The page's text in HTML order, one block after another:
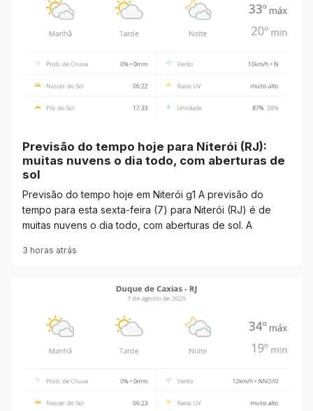
Previsão do tempo hoje para Niterói (RJ):
muitas nuvens o dia todo, com aberturas de
sol
Previsão do tempo hoje em Niterói g1 A previsão do
tempo para esta sexta-feira (7) para Niterói (RJ) é de
muitas nuvens o dia todo, com aberturas de sol. A
3 horas atrás